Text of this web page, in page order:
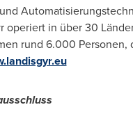
operiert in über 30
rund 6.000